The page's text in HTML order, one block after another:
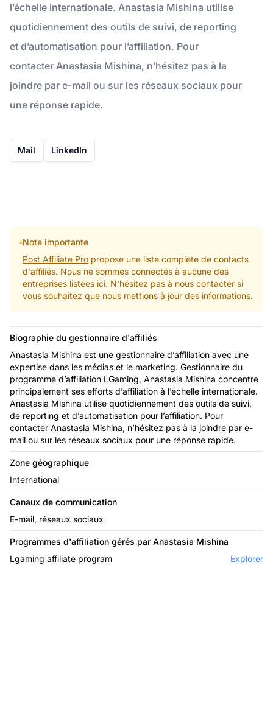
l’échelle internationale. Anastasia Mishina utilise
quotidiennement des outils de suivi, de reporting
et d’automatisation pour l’affiliation. Pour
contacter Anastasia Mishina, n’hésitez pas à la
joindre par e-mail ou sur les réseaux sociaux pour
une réponse rapide.
Mail LinkedIn
Note importante
Post Affiliate Pro propose une liste complète de contacts
d'affiliés. Nous ne sommes connectés à aucune des
entreprises listées ici. N'hésitez pas à nous contacter si
vous souhaitez que nous mettions à jour des informations.
Biographie du gestionnaire d'affiliés
Anastasia Mishina est une gestionnaire d’affiliation avec une
expertise dans les médias et le marketing. Gestionnaire du
programme d’affiliation LGaming, Anastasia Mishina concentre
principalement ses efforts d’affiliation à l’échelle internationale.
Anastasia Mishina utilise quotidiennement des outils de suivi,
de reporting et d’automatisation pour l’affiliation. Pour
contacter Anastasia Mishina, n’hésitez pas à la joindre par e-
mail ou sur les réseaux sociaux pour une réponse rapide.
Zone géographique
International
Canaux de communication
E-mail, réseaux sociaux
Programmes d'affiliation gérés par Anastasia Mishina
Lgaming affiliate program
Explorer